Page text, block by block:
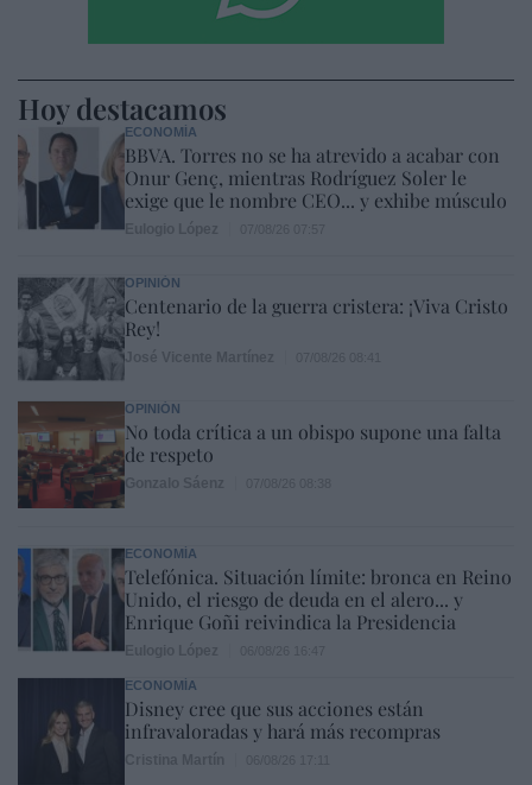
Hoy destacamos
ECONOMÍA
BBVA. Torres no se ha atrevido a acabar con
Onur Genç, mientras Rodríguez Soler le
exige que le nombre CEO... y exhibe músculo
OPINIÓN
Centenario de la guerra cristera: ¡Viva Cristo
Rey!
OPINIÓN
No toda crítica a un obispo supone una falta
de respeto
ECONOMÍA
Telefónica. Situación límite: bronca en Reino
Unido, el riesgo de deuda en el alero... y
Enrique Goñi reivindica la Presidencia
ECONOMÍA
Disney cree que sus acciones están
infravaloradas y hará más recompras